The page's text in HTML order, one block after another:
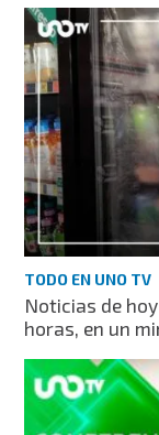
TODO EN UNO TV
Noticias de
horas, en un